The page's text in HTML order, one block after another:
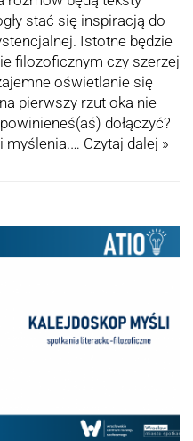
stać się inspiracją do
Istotne będzie
filozoficznym czy szerzej
oświetlanie się
pierwszy rzut oka nie
dołączyć?
myślenia.… Czytaj dalej »